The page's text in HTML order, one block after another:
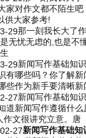
家对作文都不陌生
供大家参考!
29那一刻我长大了
无忧无虑的,也是不
29新闻写作基础知
有哪些吗？你了解
些作为新手要清晰新
27新闻写作基础知识
道新闻写作遵循什
作文很讲究立意。唐
27新闻写作基础知